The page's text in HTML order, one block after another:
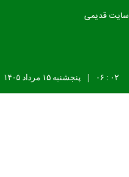
سایت قدیمی
پنجشنبه ۱۵ مرداد ۱۴۰۵ ۰۲ : ۰۶